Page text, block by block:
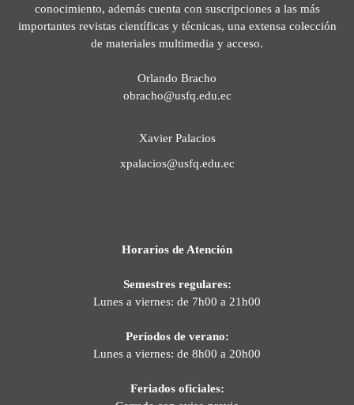
conocimiento, además cuenta con suscripciones a las más
importantes revistas científicas y técnicas, una extensa colección
de materiales multimedia y acceso.
Orlando Bracho
obracho@usfq.edu.ec
Xavier Palacios
xpalacios@usfq.edu.ec
Horarios de Atención
Semestres regulares:
Lunes a viernes: de 7h00 a 21h00
Períodos de verano:
Lunes a viernes: de 8h00 a 20h00
Feriados oficiales: